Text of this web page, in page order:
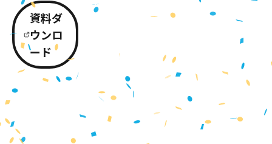
資料ダ
ウンロ
ード